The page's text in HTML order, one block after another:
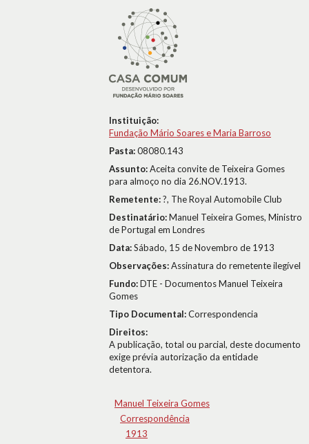
Instituição:
Fundação Mário Soares e Maria Barroso
Pasta:08080.143
Assunto:Aceita convite de Teixeira Gomes
para almoço no dia 26.NOV.1913.
Remetente:?, The Royal Automobile Club
Destinatário:Manuel Teixeira Gomes, Ministro
de Portugal em Londres
Data:Sábado, 15 de Novembro de 1913
Observações:Assinatura do remetente ilegível
Fundo:DTE - Documentos Manuel Teixeira
Gomes
Tipo Documental:Correspondencia
Direitos:
A publicação, total ou parcial, deste documento
exige prévia autorização da entidade
detentora.
Manuel Teixeira Gomes
Correspondência
1913